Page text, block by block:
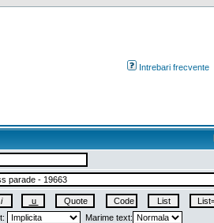
Intrebari frecvente
Marime text: